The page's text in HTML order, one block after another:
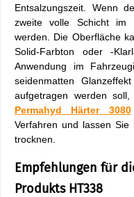
Entsalzungszeit. Wenn
zweite volle Schicht im
werden. Die Oberfläche
Solid-Farbton oder -
Anwendung im
seidenmatten
aufgetragen werden
Permahyd Härter 3080
Verfahren und lassen
trocknen.
Empfehlungen für
Produkts HT338